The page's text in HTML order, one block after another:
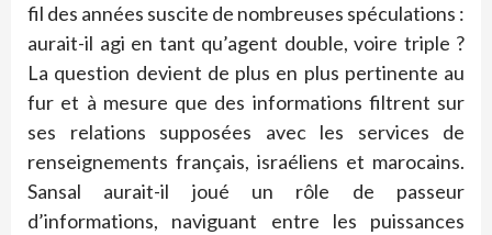
fil des années suscite de nombreuses spéculations :
aurait-il agi en tant qu’agent double, voire triple ?
La question devient de plus en plus pertinente au
fur et à mesure que des informations filtrent sur
ses relations supposées avec les services de
renseignements français, israéliens et marocains.
Sansal aurait-il joué un rôle de passeur
d’informations, naviguant entre les puissances